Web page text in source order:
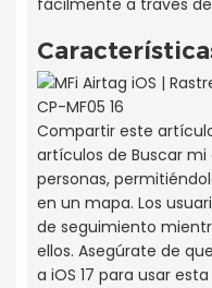
fácilmente a través
Compartir este
artículos de Buscar
personas,
en un mapa. Los
de seguimiento
ellos. Asegúrate de
a iOS 17 para usar